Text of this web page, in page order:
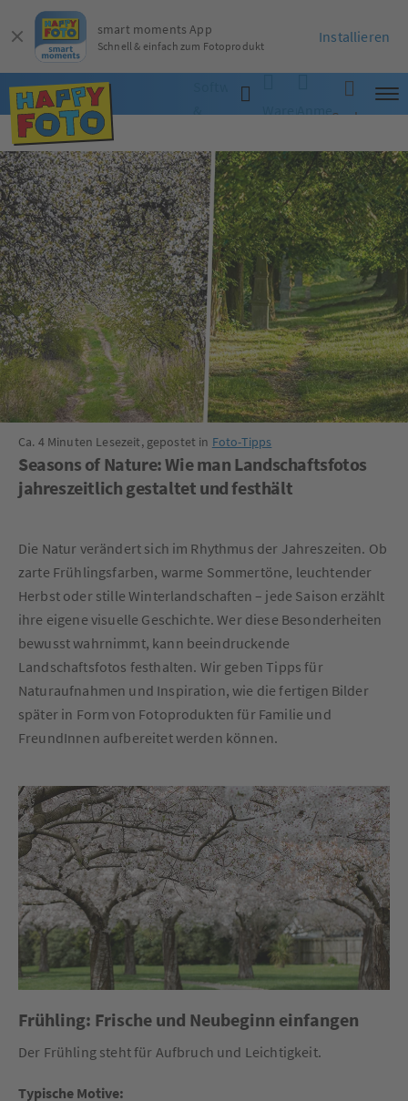
Software
WarenkorbAnmelden
Suche
Ca. 4 Minuten Lesezeit, gepostet in Foto-Tipps
Seasons of Nature: Wie man Landschaftsfotos
jahreszeitlich gestaltet und festhält
Die Natur verändert sich im Rhythmus der Jahreszeiten. Ob
zarte Frühlingsfarben, warme Sommertöne, leuchtender
Herbst oder stille Winterlandschaften – jede Saison erzählt
ihre eigene visuelle Geschichte. Wer diese Besonderheiten
bewusst wahrnimmt, kann beeindruckende
Landschaftsfotos festhalten. Wir geben Tipps für
Naturaufnahmen und Inspiration, wie die fertigen Bilder
später in Form von Fotoprodukten für Familie und
FreundInnen aufbereitet werden können.
Frühling: Frische und Neubeginn einfangen
Der Frühling steht für Aufbruch und Leichtigkeit.
Typische Motive:
smart moments App
Schnell & einfach zum Fotoprodukt
Installieren